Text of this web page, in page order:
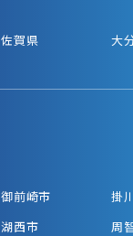
佐賀県 大
御前崎市
掛
湖西市
周